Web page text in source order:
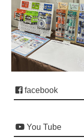
facebook
You Tube